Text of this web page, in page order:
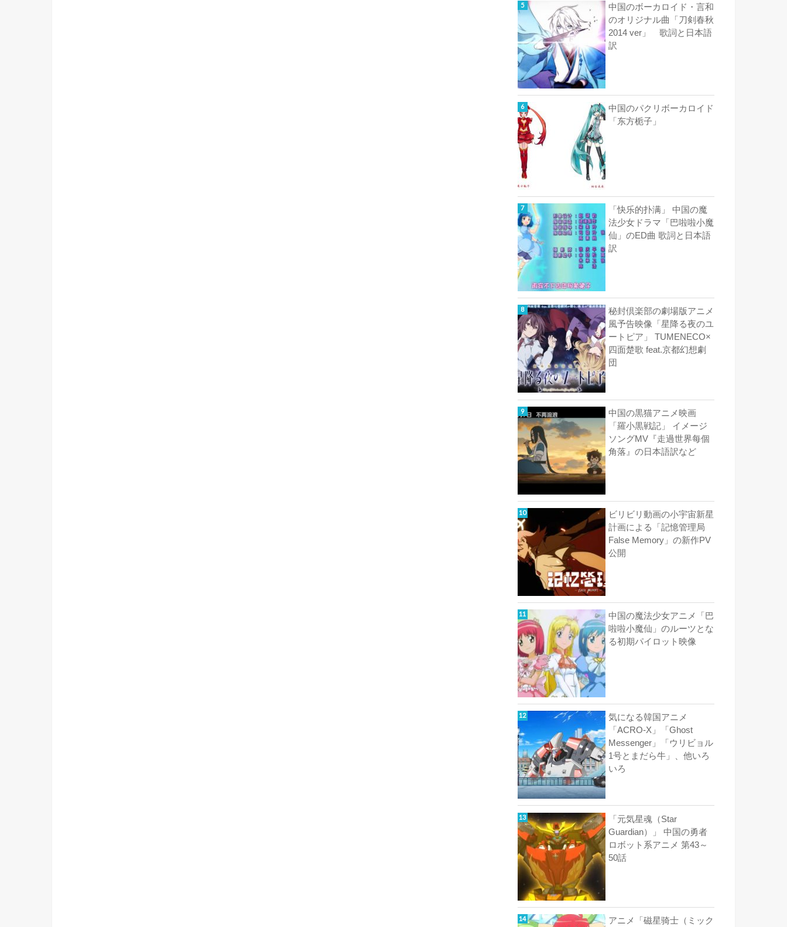
中国のボーカロイド・言和
のオリジナル曲「刀剣春秋
2014 ver」 歌詞と日本語
訳
中国のパクリボーカロイド
「东方栀子」
「快乐的扑满」 中国の魔
法少女ドラマ「巴啦啦小魔
仙」のED曲 歌詞と日本語
訳
秘封倶楽部の劇場版アニメ
風予告映像「星降る夜のユ
ートピア」 TUMENECO×
四面楚歌 feat.京都幻想劇
団
中国の黒猫アニメ映画
「羅小黒戦記」 イメージ
ソングMV『走過世界每個
角落』の日本語訳など
ビリビリ動画の小宇宙新星
計画による「記憶管理局
False Memory」の新作PV
公開
中国の魔法少女アニメ「巴
啦啦小魔仙」のルーツとな
る初期パイロット映像
気になる韓国アニメ
「ACRO-X」「Ghost
Messenger」「ウリビョル
1号とまだら牛」、他いろ
いろ
「元気星魂（Star
Guardian）」 中国の勇者
ロボット系アニメ 第43～
50話
アニメ「磁星骑士（ミック